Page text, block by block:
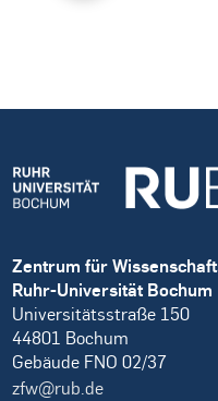
Zentrum für
Ruhr-Universität Bochum
Universitätsstraße 150
44801 Bochum
Gebäude FNO 02/37
zfw@rub.de